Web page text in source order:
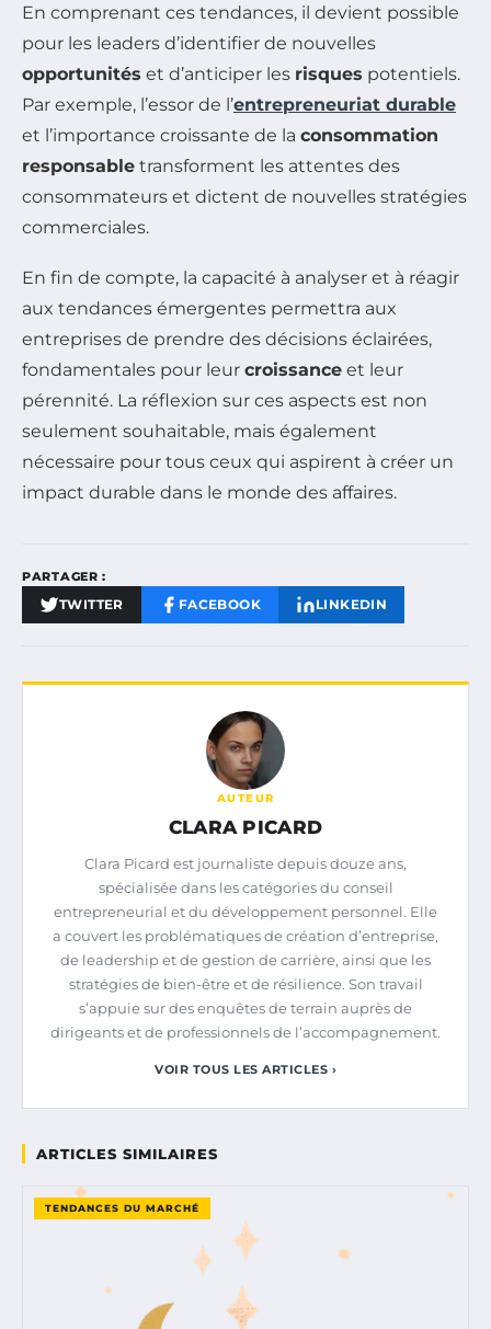
En comprenant ces tendances, il devient possible
pour les leaders d’identifier de nouvelles
opportunités et d’anticiper les risques potentiels.
Par exemple, l’essor de l’entrepreneuriat durable
et l’importance croissante de la consommation
responsable transforment les attentes des
consommateurs et dictent de nouvelles stratégies
commerciales.
En fin de compte, la capacité à analyser et à réagir
aux tendances émergentes permettra aux
entreprises de prendre des décisions éclairées,
fondamentales pour leur croissance et leur
pérennité. La réflexion sur ces aspects est non
seulement souhaitable, mais également
nécessaire pour tous ceux qui aspirent à créer un
impact durable dans le monde des affaires.
PARTAGER :
TWITTER FACEBOOK LINKEDIN
AUTEUR
CLARA PICARD
Clara Picard est journaliste depuis douze ans,
spécialisée dans les catégories du conseil
entrepreneurial et du développement personnel. Elle
a couvert les problématiques de création d’entreprise,
de leadership et de gestion de carrière, ainsi que les
stratégies de bien-être et de résilience. Son travail
s’appuie sur des enquêtes de terrain auprès de
dirigeants et de professionnels de l’accompagnement.
VOIR TOUS LES ARTICLES ›
ARTICLES SIMILAIRES
TENDANCES DU MARCHÉ